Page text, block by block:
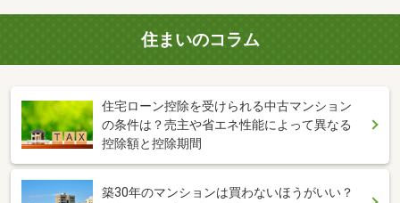
住まいのコラム
住宅ローン控除を受けられる中古マンション
の条件は？売主や省エネ性能によって異なる
控除額と控除期間
築30年のマンションは買わないほうがいい？